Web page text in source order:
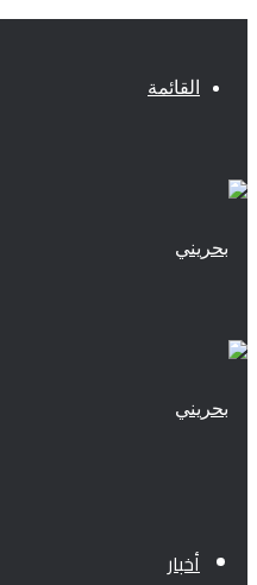
القائمة
أخبار